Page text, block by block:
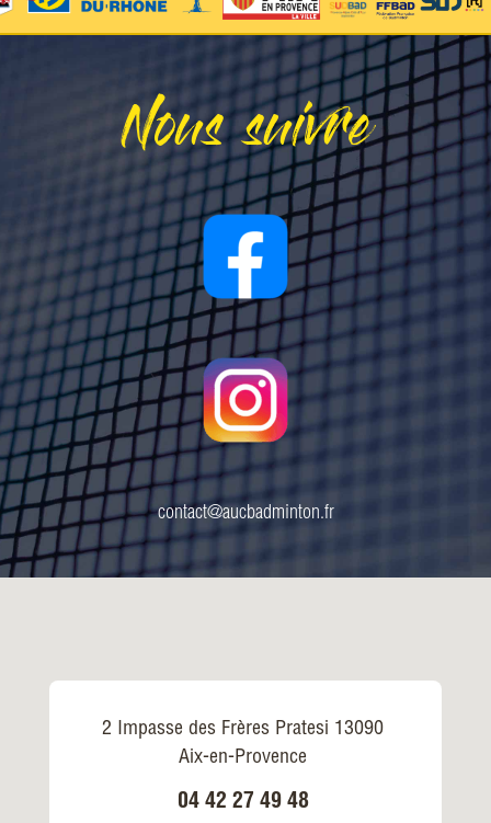
Nous suivre
contact@aucbadminton.fr
2 Impasse des Frères Pratesi 13090
Aix-en-Provence
04 42 27 49 48